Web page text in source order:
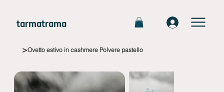
tarmatrama
>Ovetto estivo in cashmere Polvere pastello